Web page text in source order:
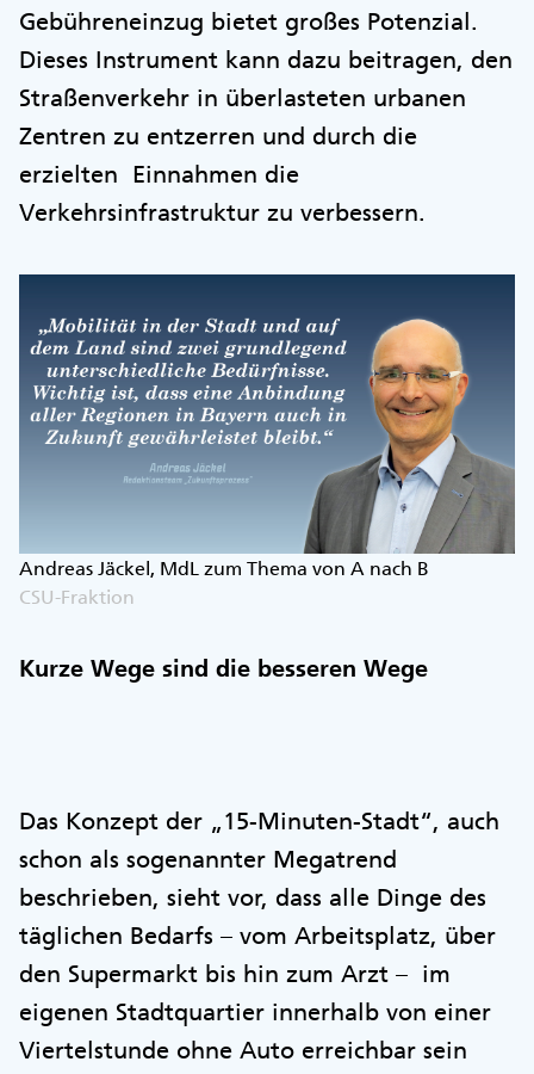
Gebühreneinzug bietet großes Potenzial.
Dieses Instrument kann dazu beitragen, den
Straßenverkehr in überlasteten urbanen
Zentren zu entzerren und durch die
erzielten Einnahmen die
Verkehrsinfrastruktur zu verbessern.
Andreas Jäckel, MdL zum Thema von A nach B
CSU-Fraktion
Kurze Wege sind die besseren Wege
Das Konzept der „15-Minuten-Stadt“, auch
schon als sogenannter Megatrend
beschrieben, sieht vor, dass alle Dinge des
täglichen Bedarfs – vom Arbeitsplatz, über
den Supermarkt bis hin zum Arzt – im
eigenen Stadtquartier innerhalb von einer
Viertelstunde ohne Auto erreichbar sein